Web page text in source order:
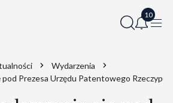
Wydarzenia
pod Prezesa Urzędu Patentowego